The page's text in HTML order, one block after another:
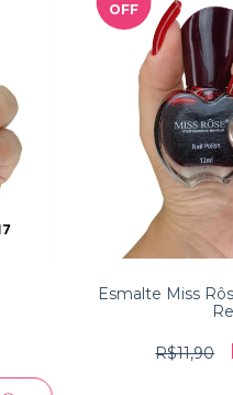
OFF
Esmalte Miss
R$11,90